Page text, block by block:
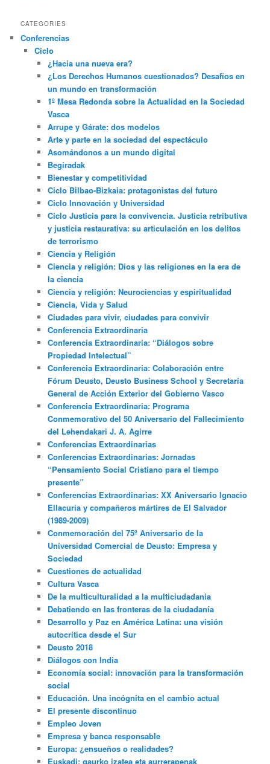
CATEGORIES
Conferencias
Ciclo
¿Hacia una nueva era?
¿Los Derechos Humanos cuestionados? Desafíos en
un mundo en transformación
1º Mesa Redonda sobre la Actualidad en la Sociedad
Vasca
Arrupe y Gárate: dos modelos
Arte y parte en la sociedad del espectáculo
Asomándonos a un mundo digital
Begiradak
Bienestar y competitividad
Ciclo Bilbao-Bizkaia: protagonistas del futuro
Ciclo Innovación y Universidad
Ciclo Justicia para la convivencia. Justicia retributiva
y justicia restaurativa: su articulación en los delitos
de terrorismo
Ciencia y Religión
Ciencia y religión: Dios y las religiones en la era de
la ciencia
Ciencia y religión: Neurociencias y espiritualidad
Ciencia, Vida y Salud
Ciudades para vivir, ciudades para convivir
Conferencia Extraordinaria
Conferencia Extraordinaria: “Diálogos sobre
Propiedad Intelectual”
Conferencia Extraordinaria: Colaboración entre
Fórum Deusto, Deusto Business School y Secretaría
General de Acción Exterior del Gobierno Vasco
Conferencia Extraordinaria: Programa
Conmemorativo del 50 Aniversario del Fallecimiento
del Lehendakari J. A. Agirre
Conferencias Extraordinarias
Conferencias Extraordinarias: Jornadas
“Pensamiento Social Cristiano para el tiempo
presente”
Conferencias Extraordinarias: XX Aniversario Ignacio
Ellacuria y compañeros mártires de El Salvador
(1989-2009)
Conmemoración del 75º Aniversario de la
Universidad Comercial de Deusto: Empresa y
Sociedad
Cuestiones de actualidad
Cultura Vasca
De la multiculturalidad a la multiciudadania
Debatiendo en las fronteras de la ciudadanía
Desarrollo y Paz en América Latina: una visión
autocrítica desde el Sur
Deusto 2018
Diálogos con India
Economía social: innovación para la transformación
social
Educación. Una incógnita en el cambio actual
El presente discontinuo
Empleo Joven
Empresa y banca responsable
Europa: ¿ensueños o realidades?
Euskadi: gaurko izatea eta aurrerapenak